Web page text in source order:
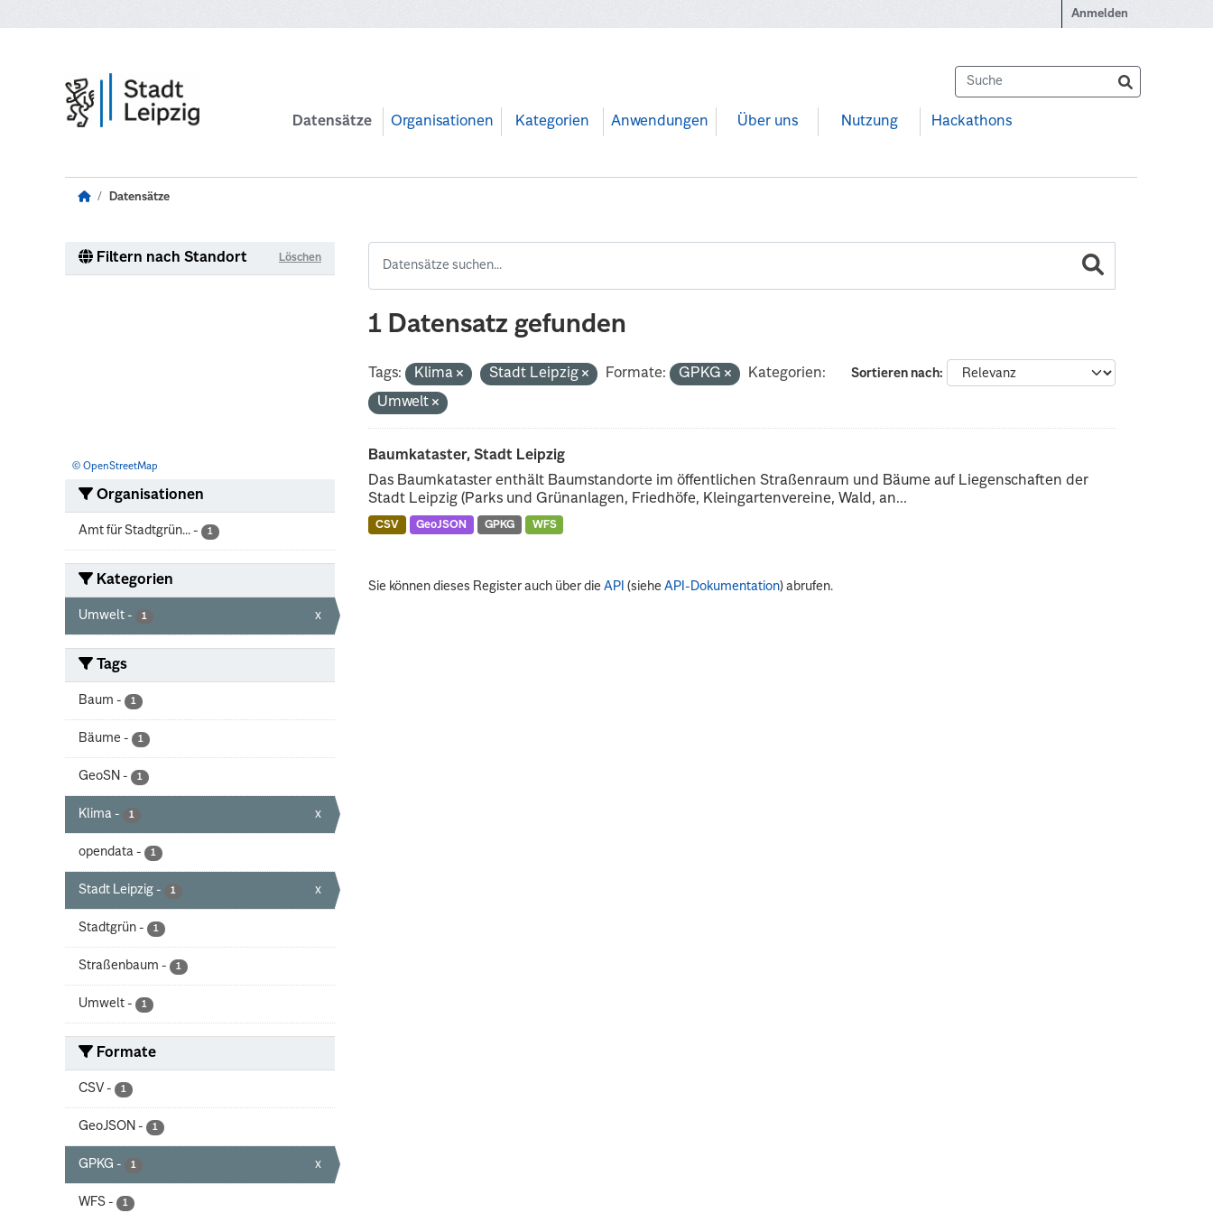
Anmelden
Datensätze Organisationen Kategorien Anwendungen Über uns Nutzung Hackathons
Datensätze
Filtern nach Standort Löschen
© OpenStreetMap
Organisationen
Amt für Stadtgrün... - 1
Kategorien
Umwelt - 1 x
Tags
Baum - 1
Bäume - 1
GeoSN - 1
Klima - 1 x
opendata - 1
Stadt Leipzig - 1 x
Stadtgrün - 1
Straßenbaum - 1
Umwelt - 1
Formate
CSV - 1
GeoJSON - 1
GPKG - 1 x
WFS - 1
1 Datensatz gefunden
Sortieren nach
Tags: Klima Stadt Leipzig Formate: GPKG
Kategorien:
Umwelt
Baumkataster, Stadt Leipzig
Das Baumkataster enthält Baumstandorte im öffentlichen Straßenraum und Bäume auf Liegenschaften der
Stadt Leipzig (Parks und Grünanlagen, Friedhöfe, Kleingartenvereine, Wald, an...
CSV GeoJSON GPKG WFS
Sie können dieses Register auch über dieAPI (sieheAPI-Dokumentation) abrufen.